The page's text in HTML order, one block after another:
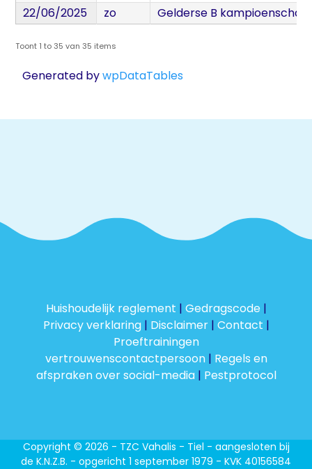
22/06/2025
zo Gelderse B
Toont 1 to 35 van 35 items
Generated bywpDataTables
Huishoudelijk reglement | Gedragscode|
Privacy verklaring| Disclaimer| Contact |
Proeftrainingen
vertrouwenscontactpersoon| Regels en
afspraken over social-media| Pestprotocol
Copyright © 2026 - TZC Vahalis - Tiel - aangesloten bij
de K.N.Z.B. - opgericht 1 september 1979 - KVK 40156584